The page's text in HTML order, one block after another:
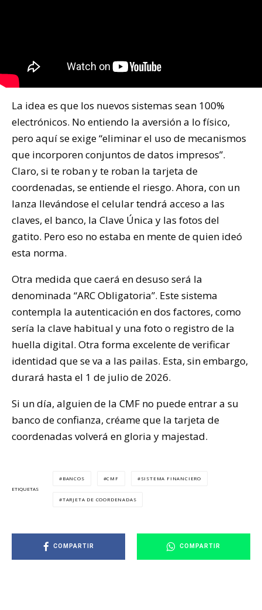
La idea es que los nuevos sistemas sean 100%
electrónicos. No entiendo la aversión a lo físico,
pero aquí se exige “eliminar el uso de mecanismos
que incorporen conjuntos de datos impresos”.
Claro, si te roban y te roban la tarjeta de
coordenadas, se entiende el riesgo. Ahora, con un
lanza llevándose el celular tendrá acceso a las
claves, el banco, la Clave Única y las fotos del
gatito. Pero eso no estaba en mente de quien ideó
esta norma.
Otra medida que caerá en desuso será la
denominada “ARC Obligatoria”. Este sistema
contempla la autenticación en dos factores, como
sería la clave habitual y una foto o registro de la
huella digital. Otra forma excelente de verificar
identidad que se va a las pailas. Esta, sin embargo,
durará hasta el 1 de julio de 2026.
Si un día, alguien de la CMF no puede entrar a su
banco de confianza, créame que la tarjeta de
coordenadas volverá en gloria y majestad.
ETIQUETAS
BANCOS CMF SISTEMA FINANCIERO
TARJETA DE COORDENADAS
COMPARTIR COMPARTIR